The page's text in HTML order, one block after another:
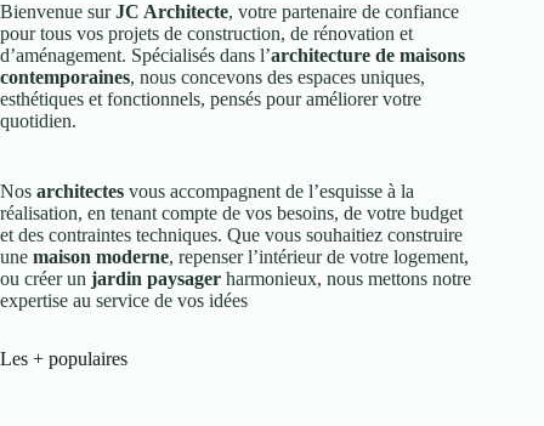
Bienvenue surJC Architecte, votre partenaire de confiance
pour tous vos projets de construction, de rénovation et
d’aménagement. Spécialisés dans l’architecture de maisons
contemporaines, nous concevons des espaces uniques,
esthétiques et fonctionnels, pensés pour améliorer votre
quotidien.
Nos architectes vous accompagnent de l’esquisse à la
réalisation, en tenant compte de vos besoins, de votre budget
et des contraintes techniques. Que vous souhaitiez construire
une maison moderne, repenser l’intérieur de votre logement,
ou créer un jardin paysager harmonieux, nous mettons notre
expertise au service de vos idées
Les + populaires